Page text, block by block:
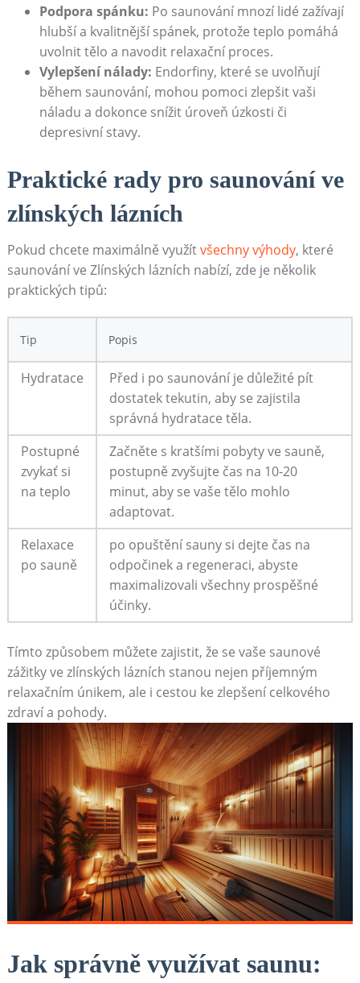
Podpora spánku: Po saunování mnozí lidé zažívají
hlubší a kvalitnější spánek, protože teplo pomáhá
uvolnit tělo a navodit relaxační proces.
Vylepšení nálady: Endorfiny, které se uvolňují
během saunování, mohou pomoci zlepšit vaši
náladu a dokonce snížit úroveň úzkosti či
depresivní stavy.
Praktické rady pro saunování ve
zlínských lázních
Pokud chcete maximálně využítvšechny výhody, které
saunování ve Zlínských lázních nabízí, zde je několik
praktických tipů:
Tip Popis
Hydratace
Před i po saunování je důležité pít
dostatek tekutin, aby se zajistila
správná hydratace těla.
Postupné
zvykať si
na teplo
Začněte s kratšími pobyty ve sauně,
postupně zvyšujte čas na 10-20
minut, aby se vaše tělo mohlo
adaptovat.
Relaxace
po sauně
po opuštění sauny si dejte čas na
odpočinek a regeneraci, abyste
maximalizovali všechny prospěšné
účinky.
Tímto způsobem můžete zajistit, že se vaše saunové
zážitky ve zlínských lázních stanou nejen příjemným
relaxačním únikem, ale i cestou ke zlepšení celkového
zdraví a pohody.
Jak správně využívat saunu: